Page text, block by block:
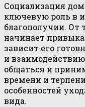
Социализация
ключевую роль в
благополучии. От
начинает
зависит его
и
общаться и
времени и
особенностей
вида.